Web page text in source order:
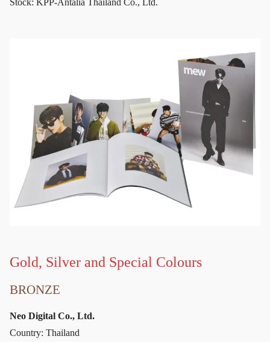
Gold, Silver and Special Colours
BRONZE
Neo Digital Co., Ltd.
Country: Thailand